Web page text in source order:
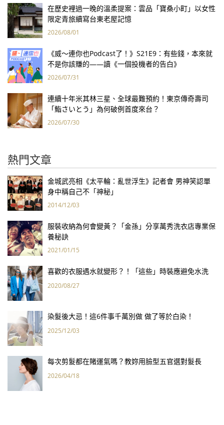
在歷史裡過一晚的溫柔提案：雲品「寶桑小町」以女性
限定青旅續寫台東老屋記憶
2026/08/01
《威～連你也Podcast了！》S21E9：有些錢，本來就
不是你該賺的——讀《一個投機者的告白》
2026/07/31
連續十年米其林三星、全球最難預約！東京傳奇壽司
「鮨さいとう」為何破例首度來台？
2026/07/30
熱門文章
金城武亮相《太平輪：亂世浮生》記者會 男神笑認單
身中稱自己不「神秘」
2014/12/03
服裝收納為何會變黃？「金孫」分享萬秀洗衣店專業保
養秘訣
2021/01/15
喜歡的衣服遇水就變形？！「這些」時裝應避免水洗
2020/08/27
染髮後大忌！這6件事千萬別做 做了等於白染！
2025/12/03
每次剪髮都在賭運氣嗎？教妳用臉型五官選對髮長
2026/04/18